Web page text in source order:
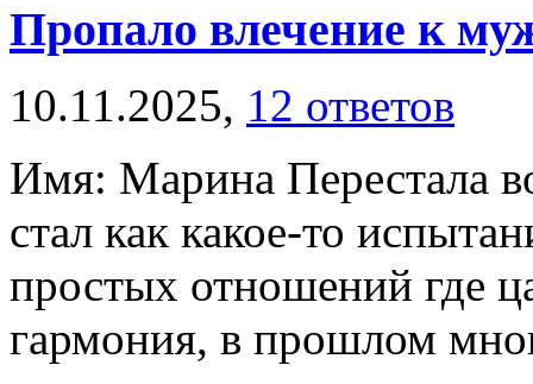
Пропало влечение к
10.11.2025, 12 ответов
Имя: Марина Перестала
стал как какое-то
простых отношений где
гармония, в прошлом